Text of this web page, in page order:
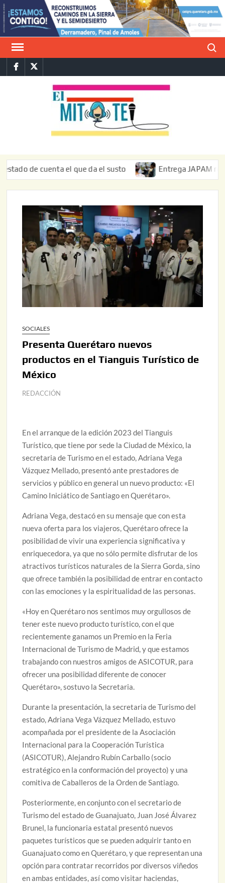
Saltar
al
contenido
FacebookTwitter
cuenta el que da el susto Entrega JAPAM
SOCIALES
Presenta Querétaro nuevos
productos en el Tianguis Turístico de
México
REDACCIÓN
En el arranque de la edición 2023 del Tianguis
Turístico, que tiene por sede la Ciudad de México, la
secretaria de Turismo en el estado, Adriana Vega
Vázquez Mellado, presentó ante prestadores de
servicios y público en general un nuevo producto: «El
Camino Iniciático de Santiago en Querétaro».
Adriana Vega, destacó en su mensaje que con esta
nueva oferta para los viajeros, Querétaro ofrece la
posibilidad de vivir una experiencia significativa y
enriquecedora, ya que no sólo permite disfrutar de los
atractivos turísticos naturales de la Sierra Gorda, sino
que ofrece también la posibilidad de entrar en contacto
con las emociones y la espiritualidad de las personas.
«Hoy en Querétaro nos sentimos muy orgullosos de
tener este nuevo producto turístico, con el que
recientemente ganamos un Premio en la Feria
Internacional de Turismo de Madrid, y que estamos
trabajando con nuestros amigos de ASICOTUR, para
ofrecer una posibilidad diferente de conocer
Querétaro», sostuvo la Secretaria.
Durante la presentación, la secretaria de Turismo del
estado, Adriana Vega Vázquez Mellado, estuvo
acompañada por el presidente de la Asociación
Internacional para la Cooperación Turística
(ASICOTUR), Alejandro Rubín Carballo (socio
estratégico en la conformación del proyecto) y una
comitiva de Caballeros de la Orden de Santiago.
Posteriormente, en conjunto con el secretario de
Turismo del estado de Guanajuato, Juan José Álvarez
Brunel, la funcionaria estatal presentó nuevos
paquetes turísticos que se pueden adquirir tanto en
Guanajuato como en Querétaro, y que representan una
opción para contratar recorridos por diversos viñedos
en ambas entidades, así como visitar haciendas,